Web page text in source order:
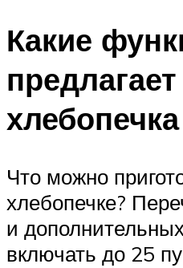
Какие
предлагает
хлебопечка
Что можно
хлебопечке?
и
включать до 25